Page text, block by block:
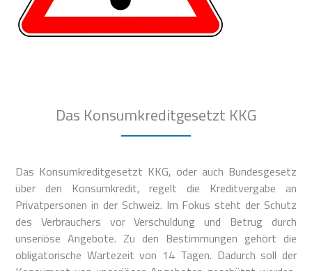
Das Konsumkreditgesetzt KKG
Das Konsumkreditgesetzt KKG, oder auch Bundesgesetz
über den Konsumkredit, regelt die Kreditvergabe an
Privatpersonen in der Schweiz. Im Fokus steht der Schutz
des Verbrauchers vor Verschuldung und Betrug durch
unseriöse Angebote. Zu den Bestimmungen gehört die
obligatorische Wartezeit von 14 Tagen. Dadurch soll der